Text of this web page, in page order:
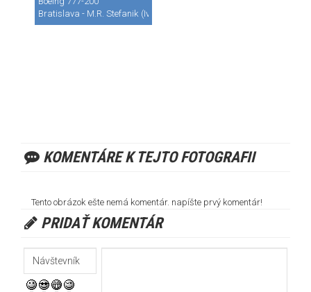
Bratislava - M.R. Stefanik (Ivanka) (BTS / LZIB)
KOMENTÁRE K TEJTO FOTOGRAFII
Tento obrázok ešte nemá komentár. napíšte prvý komentár!
PRIDAŤ KOMENTÁR